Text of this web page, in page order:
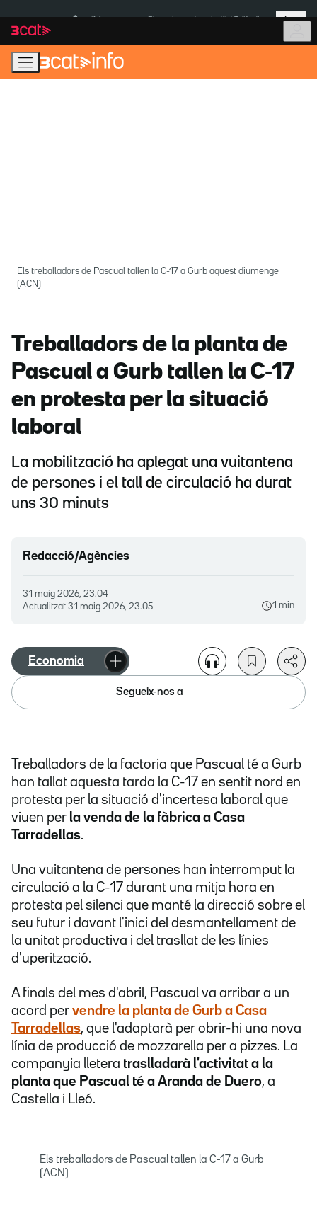
navegació
principal
contingut
Més
Els treballadors de Pascual tallen la C-17 a Gurb aquest diumenge
(ACN)
Treballadors de la planta de
Pascual a Gurb tallen la C-17
en protesta per la situació
laboral
La mobilització ha aplegat una vuitantena
de persones i el tall de circulació ha durat
uns 30 minuts
Redacció/Agències
31 maig 2026, 23.04
Actualitzat 31 maig 2026, 23.05 1 min
Economia
Segueix-nos a
Treballadors de la factoria que Pascual té a Gurb
han tallat aquesta tarda la C-17 en sentit nord en
protesta per la situació d'incertesa laboral que
viuen per la venda de la fàbrica a Casa
Tarradellas.
Una vuitantena de persones han interromput la
circulació a la C-17 durant una mitja hora en
protesta pel silenci que manté la direcció sobre el
seu futur i davant l'inici del desmantellament de
la unitat productiva i del trasllat de les línies
d'uperització.
A finals del mes d'abril, Pascual va arribar a un
acord per vendre la planta de Gurb a Casa
Tarradellas, que l'adaptarà per obrir-hi una nova
línia de producció de mozzarella per a pizzes. La
companyia lletera traslladarà l'activitat a la
planta que Pascual té a Aranda de Duero, a
Castella i Lleó.
Els treballadors de Pascual tallen la C-17 a Gurb
(ACN)